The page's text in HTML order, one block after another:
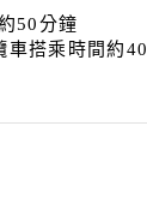
50分鐘
車搭乘時間約